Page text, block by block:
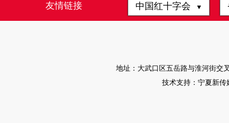
友情链接 中国红十字会 ▼
地址：大武口区五岳路与淮河街
技术支持：宁夏新传